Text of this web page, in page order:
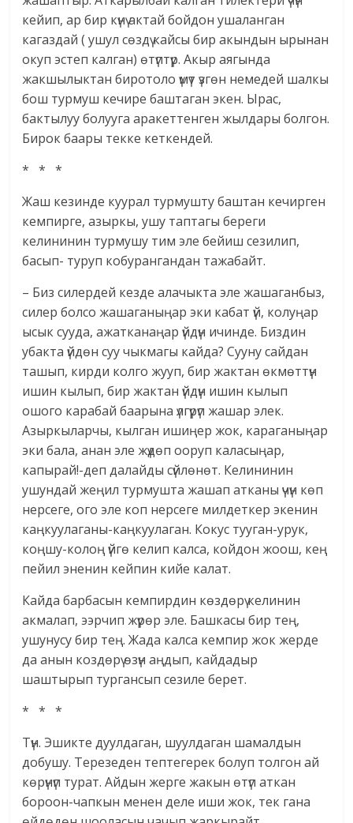
кейип, ар бир күнү актай бойдон ушаланган
кагаздай ( ушул сөздү кайсы бир акындын ырынан
окуп эстеп калган) өтүптүр. Акыр аягында
жакшылыктан биротоло үмүт үзгөн немедей шалкы
бош турмуш кечире баштаган экен. Ырас,
бактылуу болууга аракеттенген жылдары болгон.
Бирок баары текке кеткендей.
* * *
Жаш кезинде куурал турмушту баштан кечирген
кемпирге, азыркы, ушу таптагы береги
келининин турмушу тим эле бейиш сезилип,
басып- туруп кобурангандан тажабайт.
– Биз силердей кезде алачыкта эле жашаганбыз,
силер болсо жашаганыңар эки кабат үй, колуңар
ысык сууда, ажатканаңар үйдүн ичинде. Биздин
убакта үйдөн суу чыкмагы кайда? Сууну сайдан
ташып, кирди колго жууп, бир жактан өкмөттүн
ишин кылып, бир жактан үйдүн ишин кылып
ошого карабай баарына үлгүрүп жашар элек.
Азыркыларчы, кылган ишиңер жок, караганыңар
эки бала, анан эле жүдөп ооруп каласыңар,
капырай!-деп далайды сүйлөнөт. Келининин
ушундай жеңил турмушта жашап атканы үчүн көп
нерсеге, ого эле коп нерсеге милдеткер экенин
каңкуулаганы-каңкуулаган. Кокус тууган-урук,
коңшу-колоң үйгө келип калса, койдон жоош, кең
пейил эненин кейпин кийе калат.
Кайда барбасын кемпирдин көздөрү келинин
акмалап, ээрчип жүрөр эле. Башкасы бир тең,
ушунусу бир тең. Жада калса кемпир жок жерде
да анын коздөрү өзүн аңдып, кайдадыр
шаштырып тургансып сезиле берет.
* * *
Түн. Эшикте дуулдаган, шуулдаган шамалдын
добушу. Терезеден тептегерек болуп толгон ай
көрүнүп турат. Айдын жерге жакын өтүп аткан
бороон-чапкын менен деле иши жок, тек гана